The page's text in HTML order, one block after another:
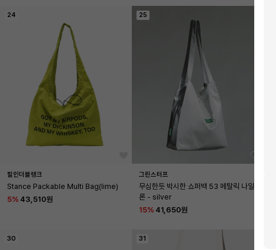
24
필인더블랭크
Stance Packable Multi Bag(lime)
5% 43,510원
25
그린스터프
무심한듯 박시한 쇼퍼백 53 메탈릭 나일
론 - silver
15% 41,650원
30 31